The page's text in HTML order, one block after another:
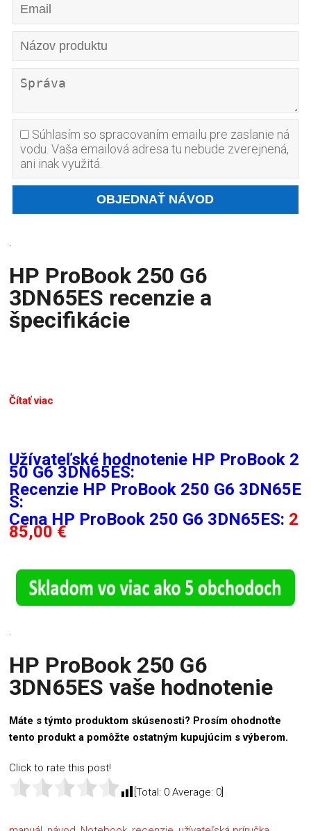
Súhlasím so spracovaním emailu pre zaslanie ná
vodu. Vaša emailová adresa tu nebude zverejnená,
ani inak využitá.
.
HP ProBook 250 G6
3DN65ES recenzie a
špecifikácie
Čítať viac
Užívateľské hodnotenie HP ProBook 2
50 G6 3DN65ES:
Recenzie HP ProBook 250 G6 3DN65E
S:
Cena HP ProBook 250 G6 3DN65ES: 2
85,00 €
.
HP ProBook 250 G6
3DN65ES vaše hodnotenie
Máte s týmto produktom skúsenosti? Prosím ohodnoťte
tento produkt a pomôžte ostatným kupujúcim s výberom.
Click to rate this post!
[Total: 0 Average: 0